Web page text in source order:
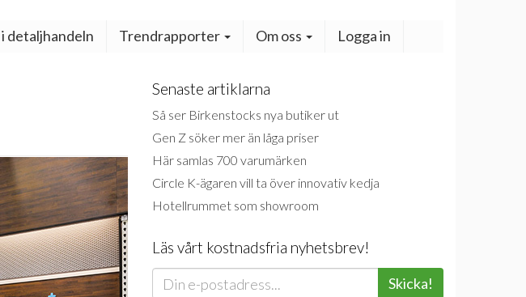
detaljhandeln Trendrapporter Om oss Logga in
Senaste artiklarna
Så ser Birkenstocks nya butiker ut
Gen Z söker mer än låga priser
Här samlas 700 varumärken
Circle K-ägaren vill ta över innovativ kedja
Hotellrummet som showroom
Läs vårt kostnadsfria nyhetsbrev!
Skicka!